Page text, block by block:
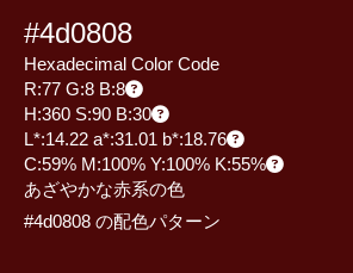
#4d0808
Hexadecimal Color Code
R:77 G:8 B:8
H:360 S:90 B:30
L*:14.22 a*:31.01 b*:18.76
C:59% M:100% Y:100% K:55%
あざやかな赤系の色
#4d0808 の配色パターン